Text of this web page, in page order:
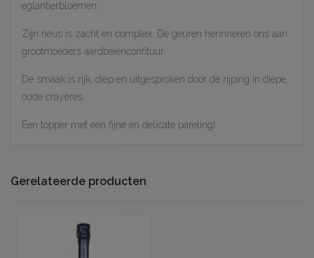
eglantierbloemen.
Zijn neus is zacht en complex. De geuren herinneren ons aan
grootmoeders aardbeienconfituur.
De smaak is rijk, diep en uitgesproken door de rijping in diepe,
oude crayères.
Een topper met een fijne en delicate pareling!
Gerelateerde producten